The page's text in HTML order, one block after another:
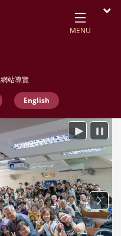
MENU
網站導覽
English
播放 暫停
Next